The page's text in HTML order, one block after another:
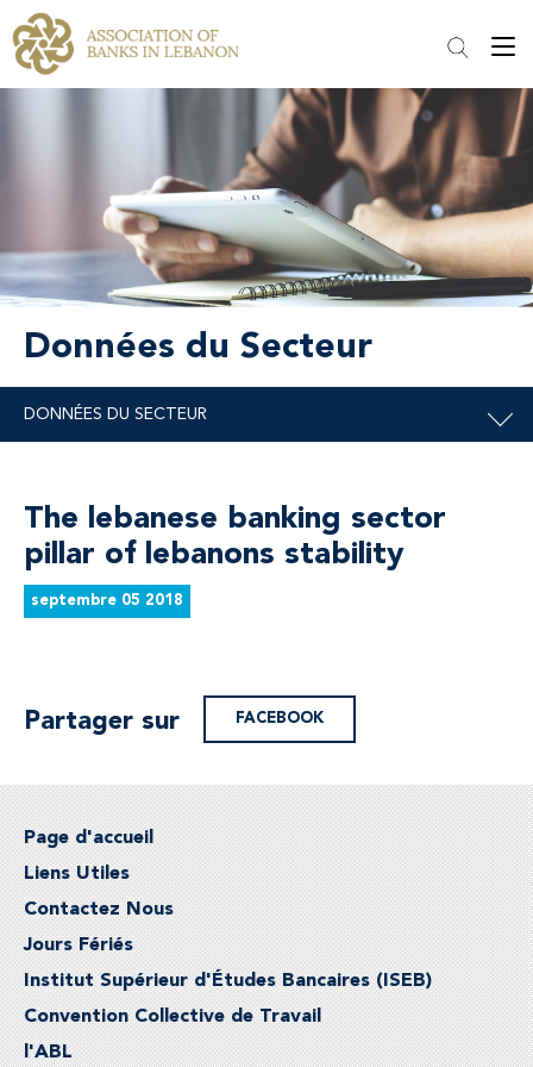
Données du Secteur
The lebanese banking sector
pillar of lebanons stability
septembre 05 2018
Partager sur FACEBOOK
Page d'accueil
Liens Utiles
Contactez Nous
Jours Fériés
Institut Supérieur d'Études Bancaires (ISEB)
Convention Collective de Travail
l'ABL